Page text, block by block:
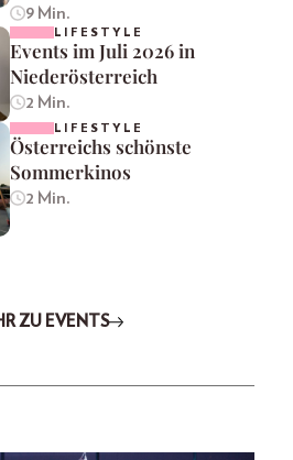
9 Min.
LIFESTYLE
Events im Juli 2026 in
Niederösterreich
2 Min.
LIFESTYLE
Österreichs schönste
Sommerkinos
2 Min.
ZU EVENTS